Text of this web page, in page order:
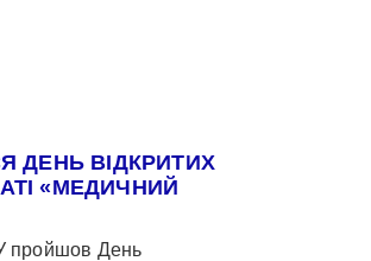
ДЕНЬ ВІДКРИТИХ
«МЕДИЧНИЙ
пройшов День